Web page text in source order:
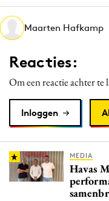
Media
Merkstrategie
Programmatic
Purpose Marketing
Reputatie & crisis
Maarten Hafkamp
Reacties:
Om een reactie achter te
Inloggen
MEDIA
Havas